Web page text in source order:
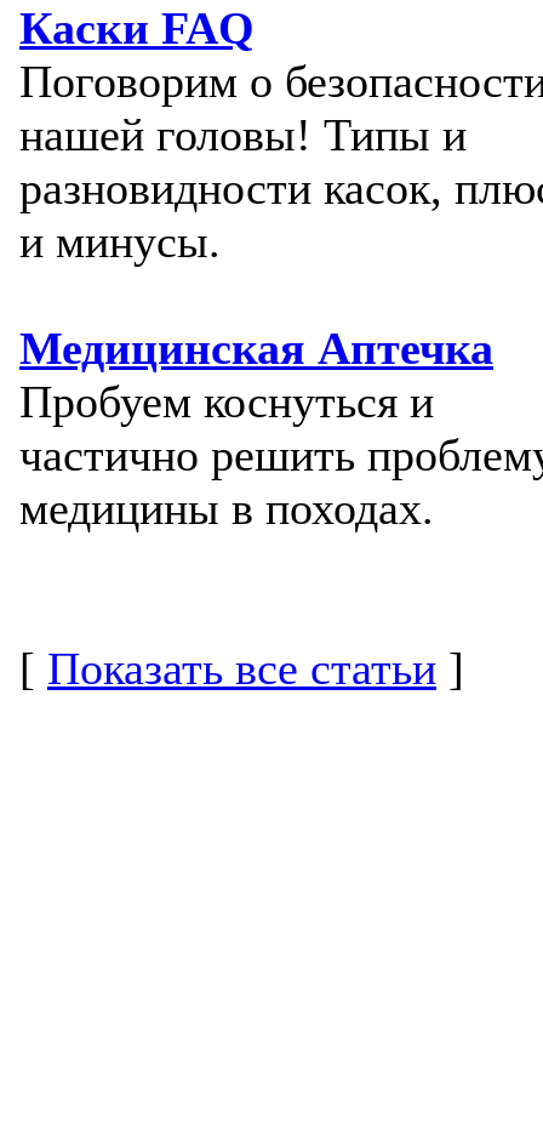
Каски FAQ
Поговорим о
нашей головы! Типы и
разновидности касок,
и минусы.
Медицинская Аптечка
Пробуем коснуться и
частично решить
медицины в походах.
[ Показать все статьи ]